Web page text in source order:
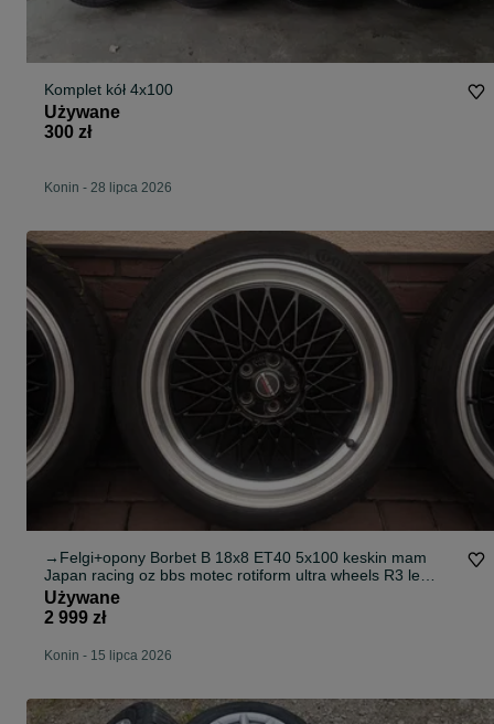
Komplet kół 4x100
Używane
300 zł
Konin - 28 lipca 2026
→Felgi+opony Borbet B 18x8 ET40 5x100 keskin mam
Japan racing oz bbs motec rotiform ultra wheels R3 le
mans
Używane
2 999 zł
Konin - 15 lipca 2026